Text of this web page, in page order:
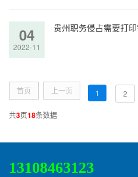
04
2022-11
贵州职务侵占需要打
首页 上一页 1 2
共3页18条数据
13108463123